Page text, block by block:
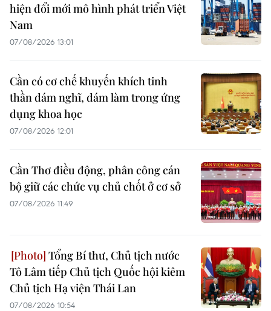
hiện đổi mới mô hình phát triển Việt
Nam
07/08/2026 13:01
Cần có cơ chế khuyến khích tinh
thần dám nghĩ, dám làm trong ứng
dụng khoa học
07/08/2026 12:01
Cần Thơ điều động, phân công cán
bộ giữ các chức vụ chủ chốt ở cơ sở
07/08/2026 11:49
Tổng Bí thư, Chủ tịch nước
Tô Lâm tiếp Chủ tịch Quốc hội kiêm
Chủ tịch Hạ viện Thái Lan
07/08/2026 10:54